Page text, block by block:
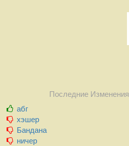
Последние Изменения
абг
хэшер
Бандана
ничер